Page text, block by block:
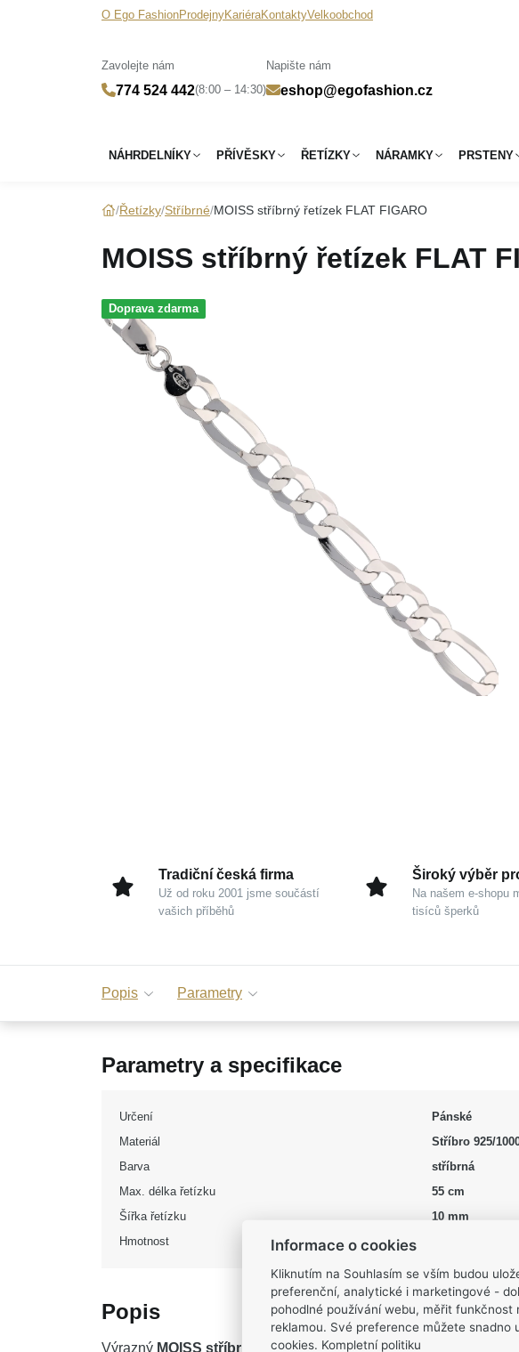
O Ego FashionProdejnyKariéraKontaktyVelkoobchod
Zavolejte nám
774 524 442(8:00 – 14:30)
Napište nám
eshop@egofashion.cz
NÁHRDELNÍKY PŘÍVĚSKY ŘETÍZKY NÁRAMKY PRSTENY
Řetízky Stříbrné MOISS stříbrný řetízek FLAT FIGARO
MOISS stříbrný řetízek FLAT
Doprava zdarma
Tradiční česká firma
Už od roku 2001 jsme součástí
vašich příběhů
Široký výběr
Na našem e-shopu
tisíců šperků
Popis Parametry
Parametry a specifikace
Určení
Pánské
Materiál
Stříbro 925/
Barva
stříbrná
Max. délka řetízku
55 cm
Šířka řetízku
10 mm
Hmotnost
Popis
Výrazný MOISS stříbrný řetízek FLAT FIGAROje ztělesněním
Informace o cookies
Kliknutím na Souhlasím se vším budou
preferenční, analytické i marketingové -
pohodlné používání webu, měřit funkčnost
reklamou. Své preference můžete snadno
cookies. Kompletní politiku